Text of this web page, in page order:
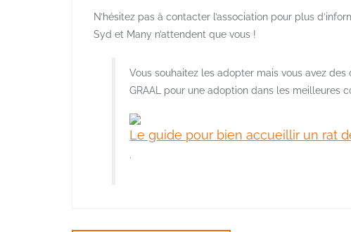
N’hésitez pas à contacter l’association pour plus
Syd et Many n’attendent que vous !
Vous souhaitez les adopter mais vous avez des
GRAAL pour une adoption dans les meilleures
Le guide pour bien accueillir un rat
.